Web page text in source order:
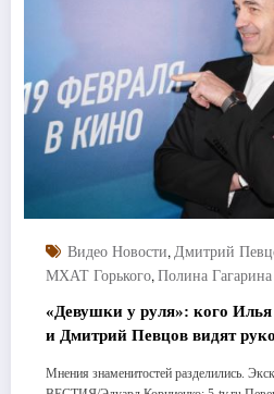
Видео Новости, Дмитрий
МХАТ Горького, Полина Гагарина
«Девушки у руля»: кого Илья
и Дмитрий Певцов видят
Мнения знаменитостей разделились.